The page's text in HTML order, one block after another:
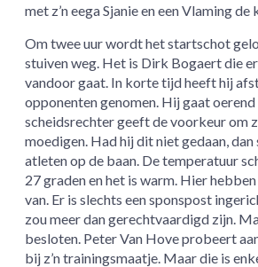
met z’n eega Sjanie en een Vlaming de
Om twee uur wordt het startschot
stuiven weg. Het is Dirk Bogaert die
vandoor gaat. In korte tijd heeft hij
opponenten genomen. Hij gaat oerend
scheidsrechter geeft de voorkeur om
moedigen. Had hij dit niet gedaan,
atleten op de baan. De temperatuur
27 graden en het is warm. Hier
van. Er is slechts een sponspost
zou meer dan gerechtvaardigd zijn.
besloten. Peter Van Hove probeert
bij z’n trainingsmaatje. Maar die is